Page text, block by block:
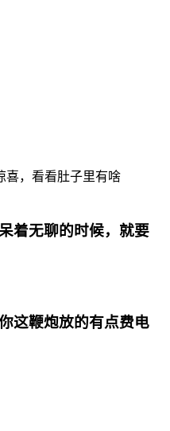
着无聊的时候，就要
这鞭炮放的有点费电